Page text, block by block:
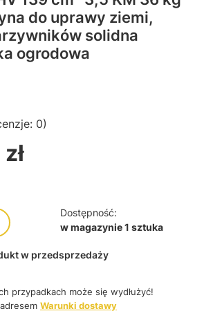
do uprawy ziemi,
solidna
ogrodowa
0)
Dostępność:
w magazynie 1 sztuka
w przedsprzedaży
przypadkach może się wydłużyć!
Warunki dostawy